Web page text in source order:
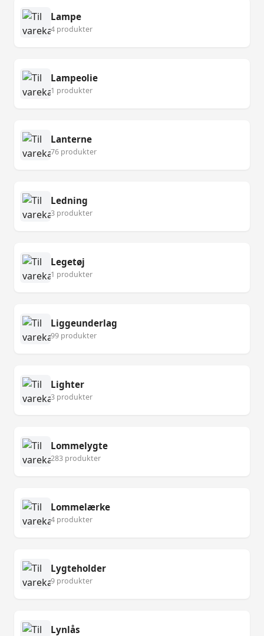
Lampe
4 produkter
Lampeolie
1 produkter
Lanterne
76 produkter
Ledning
3 produkter
Legetøj
1 produkter
Liggeunderlag
99 produkter
Lighter
3 produkter
Lommelygte
283 produkter
Lommelærke
4 produkter
Lygteholder
9 produkter
Lynlås